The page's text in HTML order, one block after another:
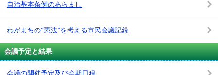
自治基本条例のあらまし
わがまちの“憲法”を考える市民会議記録
会議予定と結果
会議の開催予定及び会期日程